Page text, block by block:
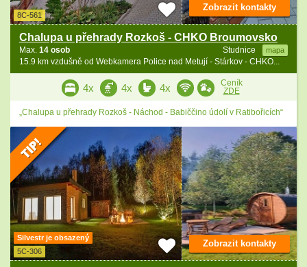
8C-561
Chalupa u přehrady Rozkoš - CHKO Broumovsko
Studnice mapa
Max. 14 osob
15.9 km vzdušně od Webkamera Police nad Metují - Stárkov - CHKO...
Zobrazit kontakty
4x 4x 4x
Ceník
ZDE
„Chalupa u přehrady Rozkoš - Náchod - Babiččino údolí v Ratibořicích“
Silvestr je obsazený
5C-306
Zobrazit kontakty